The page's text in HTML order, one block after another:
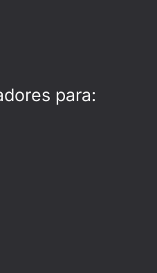
para: